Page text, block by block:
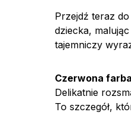
Przejdź teraz
dziecka, malując
tajemniczy
Czerwona farba
Delikatnie
To szczegół,